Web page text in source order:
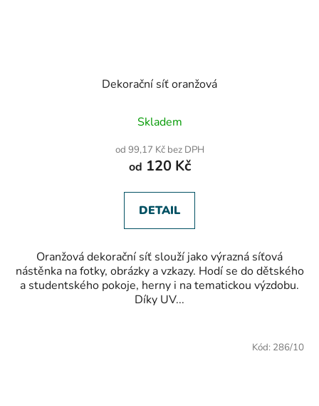
Dekorační síť oranžová
hodnocení
je
5,0
5
hvězdiček.
Skladem
od 99,17 Kč bez DPH
od 120 Kč
DETAIL
Oranžová dekorační síť slouží jako výrazná síťová
nástěnka na fotky, obrázky a vzkazy. Hodí se do dětského
a studentského pokoje, herny i na tematickou výzdobu.
Díky UV...
Kód: 286/10